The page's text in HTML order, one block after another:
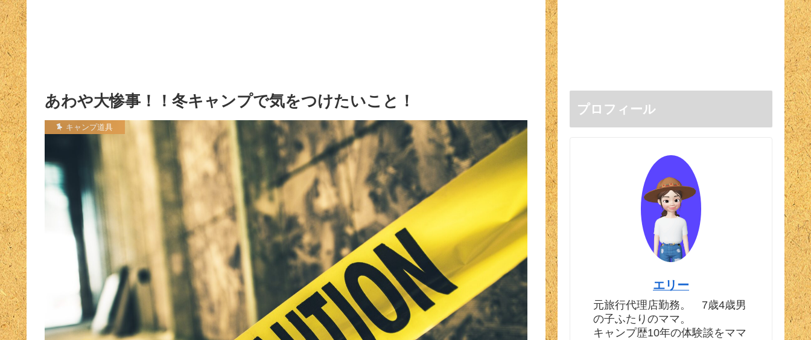
あわや大惨事！！冬キャンプで気をつけたいこと！
キャンプ道具
プロフィール
エリー
元旅行代理店勤務。 7歳4歳男
の子ふたりのママ。
キャンプ歴10年の体験談をママ